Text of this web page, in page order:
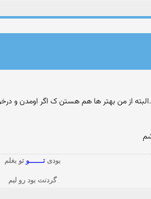
.البته از من بهتر ها هم هستن ک اگر اومدن و
بودیتـــــــوتو بغلم
گردنت بود رو لبم